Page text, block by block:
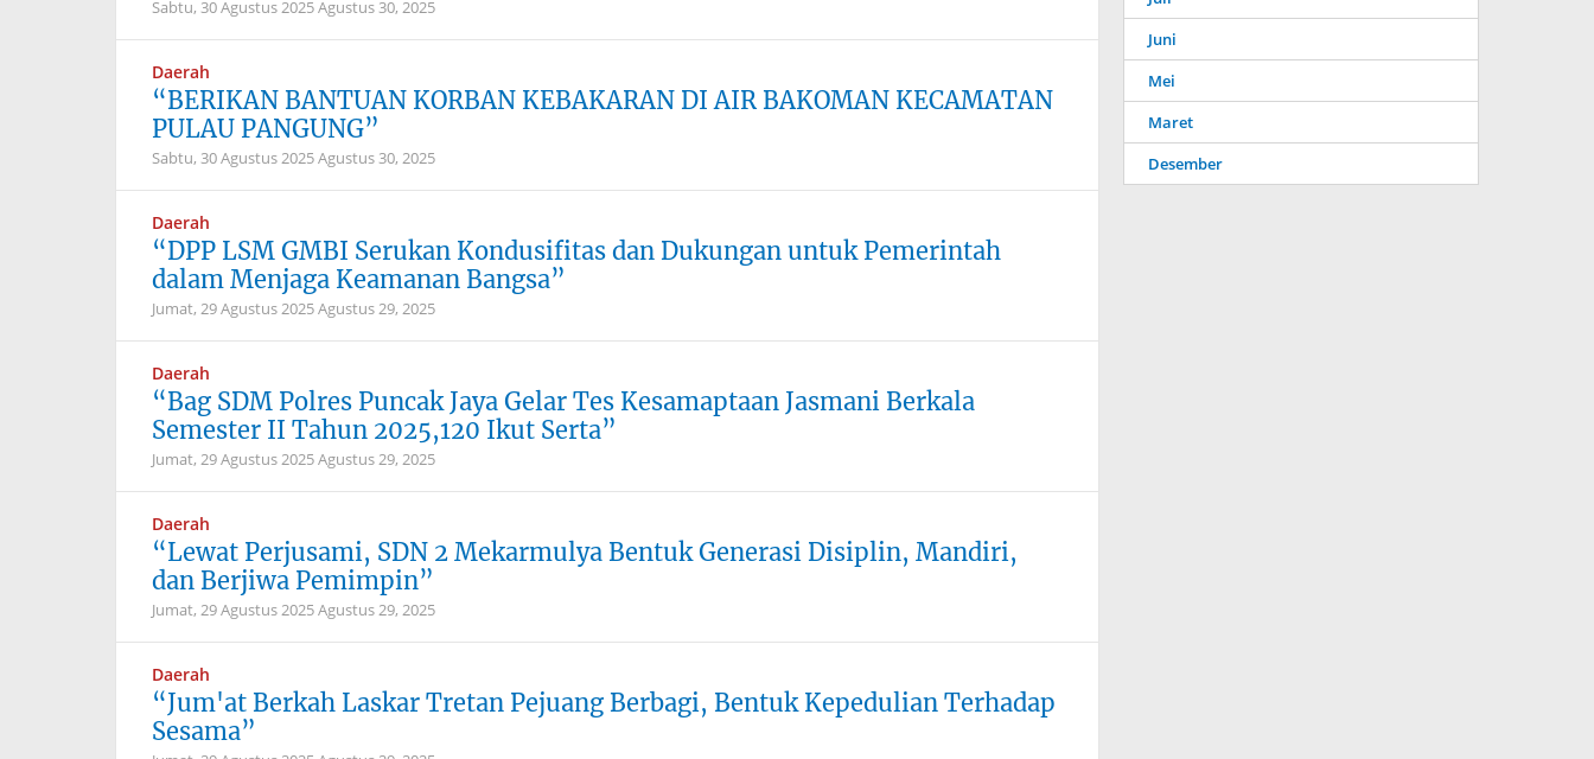
Sabtu, 30 Agustus 2025Agustus 30, 2025
Daerah
“BERIKAN BANTUAN KORBAN KEBAKARAN DI AIR BAKOMAN KECAMATAN
PULAU PANGUNG”
Sabtu, 30 Agustus 2025Agustus 30, 2025
Daerah
“DPP LSM GMBI Serukan Kondusifitas dan Dukungan untuk Pemerintah
dalam Menjaga Keamanan Bangsa”
Jumat, 29 Agustus 2025Agustus 29, 2025
Daerah
“Bag SDM Polres Puncak Jaya Gelar Tes Kesamaptaan Jasmani Berkala
Semester II Tahun 2025,120 Ikut Serta”
Jumat, 29 Agustus 2025Agustus 29, 2025
Daerah
“Lewat Perjusami, SDN 2 Mekarmulya Bentuk Generasi Disiplin, Mandiri,
dan Berjiwa Pemimpin”
Jumat, 29 Agustus 2025Agustus 29, 2025
Daerah
“Jum'at Berkah Laskar Tretan Pejuang Berbagi, Bentuk Kepedulian Terhadap
Sesama”
Juni
Mei
Maret
Desember